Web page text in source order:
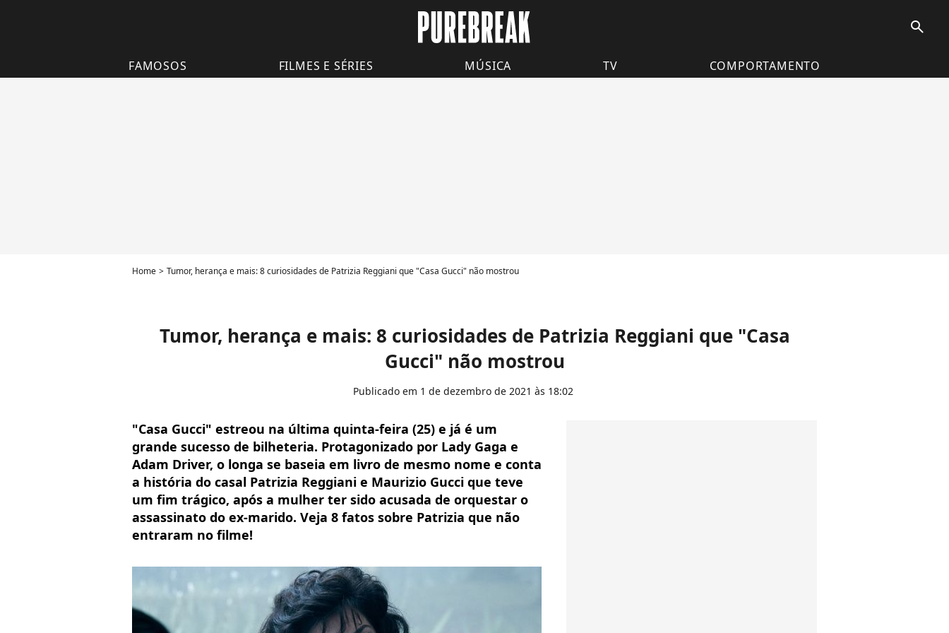
search
FAMOSOS FILMES E SÉRIES MÚSICA TV COMPORTAMENTO
Home Tumor, herança e mais: 8 curiosidades de Patrizia Reggiani que "Casa Gucci" não mostrou
Tumor, herança e mais: 8 curiosidades de Patrizia Reggiani que "Casa
Gucci" não mostrou
Publicado em 1 de dezembro de 2021 às 18:02
"Casa Gucci" estreou na última quinta-feira (25) e já é um
grande sucesso de bilheteria. Protagonizado por Lady Gaga e
Adam Driver, o longa se baseia em livro de mesmo nome e conta
a história do casal Patrizia Reggiani e Maurizio Gucci que teve
um fim trágico, após a mulher ter sido acusada de orquestar o
assassinato do ex-marido. Veja 8 fatos sobre Patrizia que não
entraram no filme!